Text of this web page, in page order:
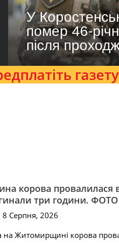
У
помер 46-
після
корова провалилася
три години. ФОТО
8 Серпня, 2026
на Житомирщині корова